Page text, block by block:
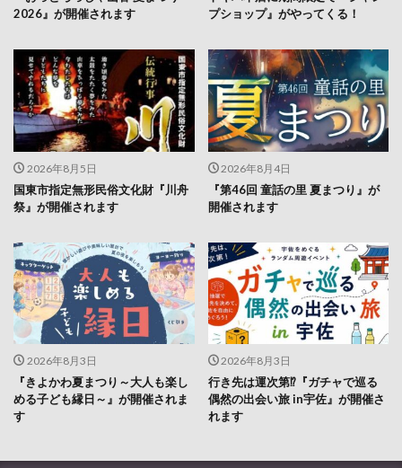
2026』が開催されます
プショップ』がやってくる！
2026年8月5日
国東市指定無形民俗文化財『川舟
祭』が開催されます
2026年8月4日
『第46回 童話の里 夏まつり』が
開催されます
2026年8月3日
『きよかわ夏まつり～大人も楽し
める子ども縁日～』が開催されま
す
2026年8月3日
行き先は運次第⁉『ガチャで巡る
偶然の出会い旅 in宇佐』が開催さ
れます